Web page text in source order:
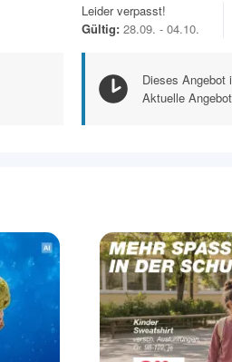
Leider verpasst!
Gültig: 28.09. - 04.10.
Dieses Angebot
Aktuelle